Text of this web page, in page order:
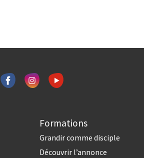
Formations
Grandir comme disciple
Découvrir l’annonce